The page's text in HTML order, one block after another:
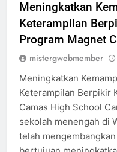
Meningkatkan
Keterampilan
Program Magnet
Meningkatkan
Keterampilan Berpikir
Camas High School
sekolah menengah di
telah